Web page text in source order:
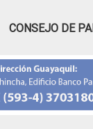
CONSEJO DE